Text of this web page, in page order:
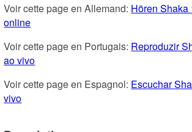
Voir cette page en Allemand: Hören Shaka
online
Voir cette page en Portugais: Reproduzir
ao vivo
Voir cette page en Espagnol: Escuchar
vivo